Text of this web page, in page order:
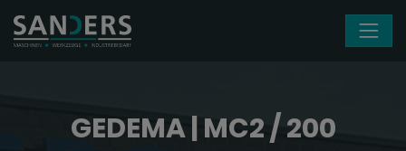
GEDEMA | MC2 / 200